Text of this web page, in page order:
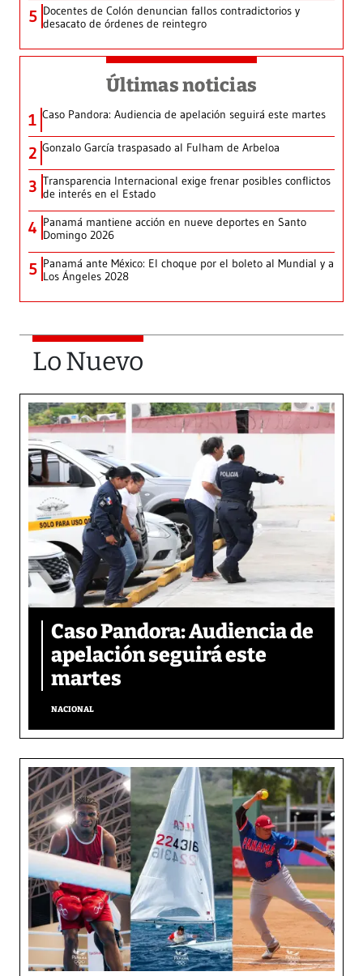
5 Docentes de Colón denuncian fallos contradictorios y
desacato de órdenes de reintegro
Últimas noticias
1 Caso Pandora: Audiencia de apelación seguirá este martes
2 Gonzalo García traspasado al Fulham de Arbeloa
3 Transparencia Internacional exige frenar posibles conflictos
de interés en el Estado
4 Panamá mantiene acción en nueve deportes en Santo
Domingo 2026
5 Panamá ante México: El choque por el boleto al Mundial y a
Los Ángeles 2028
Lo Nuevo
Caso Pandora: Audiencia de
apelación seguirá este
martes
NACIONAL